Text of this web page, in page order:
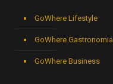
GoWhere Lifestyle
GoWhere Gastronomia
GoWhere Business